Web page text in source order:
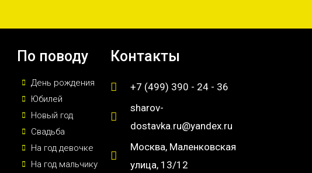
По поводу
День рождения
Юбилей
Новый год
Свадьба
На год девочке
На год мальчику
Контакты
+7 (499) 390 - 24 - 36
sharov-
dostavka.ru@yandex.ru
Москва, Маленковская
улица, 13/12